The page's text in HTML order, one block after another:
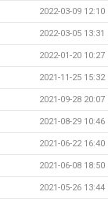
2022-03-09 12:10
2022-03-05 13:31
2022-01-20 10:27
2021-11-25 15:32
2021-09-28 20:07
2021-08-29 10:46
2021-06-22 16:40
2021-06-08 18:50
2021-05-26 13:44